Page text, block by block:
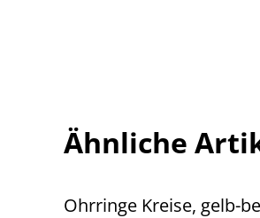
Ähnliche
Ohrringe Kreise, gelb-